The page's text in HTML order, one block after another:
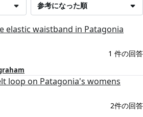
参考になった順
elastic waistband in Patagonia
1 件の回答
loop on Patagonia's womens
2件の回答